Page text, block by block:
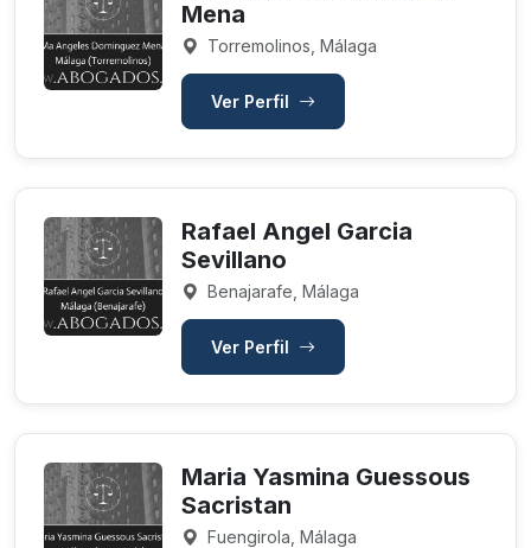
Mena
Torremolinos, Málaga
Ver Perfil
Rafael Angel Garcia
Sevillano
Benajarafe, Málaga
Ver Perfil
Maria Yasmina Guessous
Sacristan
Fuengirola, Málaga